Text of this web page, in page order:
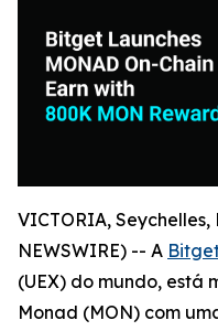
VICTORIA, Seychelles,
NEWSWIRE) -- A
(UEX) do mundo, está
Monad (MON) com